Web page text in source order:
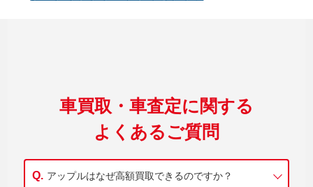
車買取・車査定に関する
よくあるご質問
アップルはなぜ高額買取できるのですか？